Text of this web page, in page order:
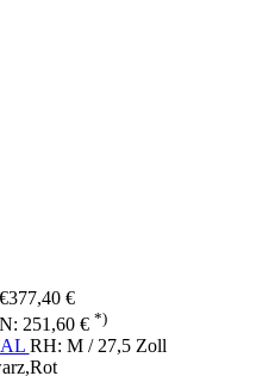
377,40 €
251,60 € *)
RH: M / 27,5 Zoll